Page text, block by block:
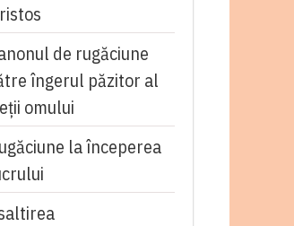
de rugăciune
îngerul păzitor al
omului
la începerea